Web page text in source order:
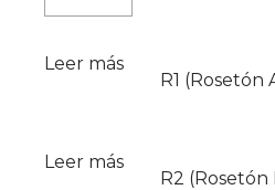
70x20x2000
cantidad
Leer más
R1
Leer más
R2